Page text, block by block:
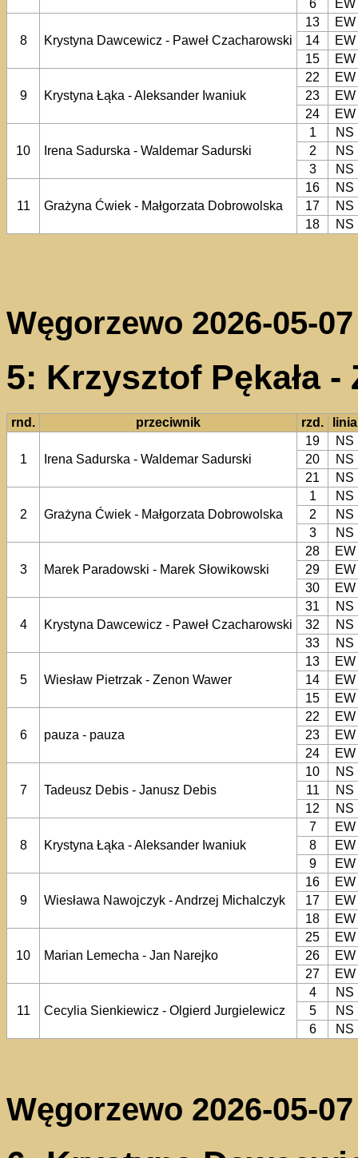
6 EW
8 Krystyna Dawcewicz - Paweł Czacharowski
13
EW
14
EW
15
EW
9 Krystyna Łąka - Aleksander Iwaniuk
22
EW
23
EW
24
EW
10 Irena Sadurska - Waldemar Sadurski
1
NS
2
NS
3
NS
11 Grażyna Ćwiek - Małgorzata Dobrowolska
16
NS
17
NS
18
NS
Węgorzewo 2026-05-07
5: Krzysztof Pękała -
rnd. przeciwnik rzd. linia
1 Irena Sadurska - Waldemar Sadurski
19
NS
20
NS
21
NS
2 Grażyna Ćwiek - Małgorzata Dobrowolska
1
NS
2
NS
3
NS
3 Marek Paradowski - Marek Słowikowski
28
EW
29
EW
30
EW
4 Krystyna Dawcewicz - Paweł Czacharowski
31
NS
32
NS
33
NS
5 Wiesław Pietrzak - Zenon Wawer
13
EW
14
EW
15
EW
6 pauza - pauza
22
EW
23
EW
24
EW
7 Tadeusz Debis - Janusz Debis
10
NS
11
NS
12
NS
8 Krystyna Łąka - Aleksander Iwaniuk
7
EW
8
EW
9
EW
9 Wiesława Nawojczyk - Andrzej Michalczyk
16
EW
17
EW
18
EW
10 Marian Lemecha - Jan Narejko
25
EW
26
EW
27
EW
11 Cecylia Sienkiewicz - Olgierd Jurgielewicz
4
NS
5
NS
6
NS
Węgorzewo 2026-05-07